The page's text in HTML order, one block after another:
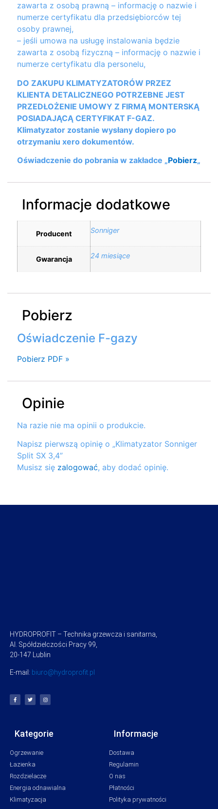
zawarta z osobą prawną – informację o nazwie i
numerze certyfikatu dla przedsiębiorców tej
osoby prawnej,
– jeśli umowa na usługę instalowania będzie
zawarta z osobą fizyczną – informację o nazwie i
numerze certyfikatu dla personelu,
DO ZAKUPU KLIMATYZATORÓW PRZEZ
KLIENTA DETALICZNEGO POTRZEBNE JEST
PRZEDŁOŻENIE UMOWY Z FIRMĄ MONTERSKĄ
POSIADAJĄCĄ CERTYFIKAT F-GAZ.
Klimatyzator zostanie wysłany dopiero po
otrzymaniu xero dokumentów.
Oświadczenie do pobrania w zakładce „Pobierz„
Informacje dodatkowe
Producent Sonniger
Gwarancja 24 miesiące
Pobierz
Oświadczenie F-gazy
Pobierz PDF »
Opinie
Na razie nie ma opinii o produkcie.
Napisz pierwszą opinię o „Klimatyzator Sonniger
Split SX 3,4”
Musisz się zalogować, aby dodać opinię.
HYDROPROFIT – Technika grzewcza i sanitarna,
Al. Spółdzielczości Pracy 99,
20-147 Lublin
E-mail: biuro@hydroprofit.pl
Kategorie
Ogrzewanie
Łazienka
Rozdzielacze
Energia odnawialna
Klimatyzacja
Informacje
Dostawa
Regulamin
O nas
Płatności
Polityka prywatności